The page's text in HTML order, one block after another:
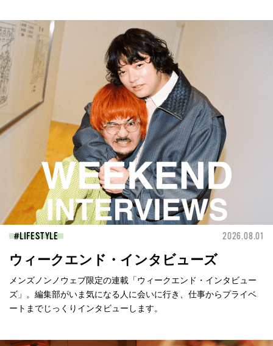
LIFESTYLE 2026.08.01
ウィークエンド・インタビューズ
メンズノンノウェブ限定の連載「ウィークエンド・インタビュー
ズ」。編集部がいま気になる人に会いに行き、仕事からプライベ
ートまでじっくりインタビューします。